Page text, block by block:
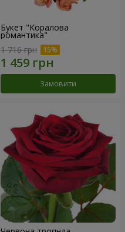
Букет "Коралова
романтика"
1 716 грн
Замовити